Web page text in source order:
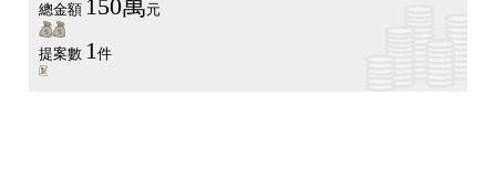
總金額 150萬元
提案數 1 件